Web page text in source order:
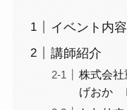
イベント内容
講師紹介
株式会
げおか